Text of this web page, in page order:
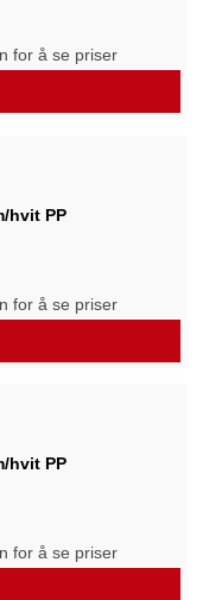
for å se priser
hvit PP
for å se priser
hvit PP
for å se priser